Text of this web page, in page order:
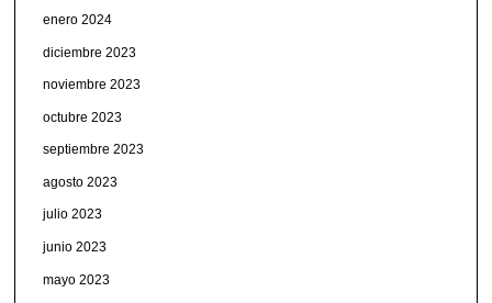
enero 2024
diciembre 2023
noviembre 2023
octubre 2023
septiembre 2023
agosto 2023
julio 2023
junio 2023
mayo 2023